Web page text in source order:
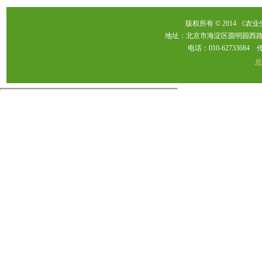
版权所有 © 2014 《农
地址：北京市海淀区圆明园西
电话：010-62733684